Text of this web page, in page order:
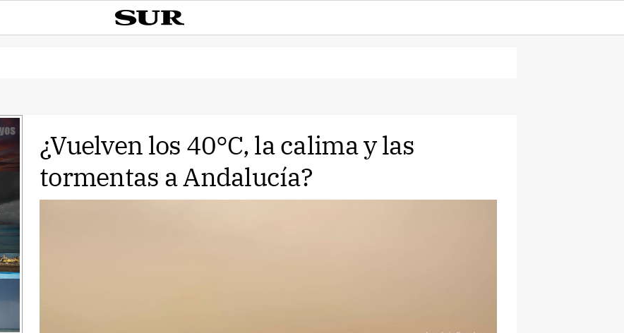
¿Vuelven los 40°C, la calima y las
tormentas a Andalucía?